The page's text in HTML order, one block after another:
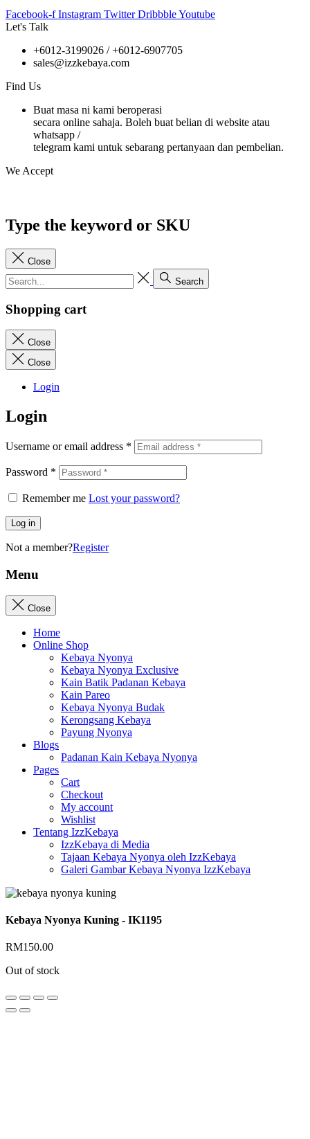
Facebook-f Instagram Twitter DribbbleYoutube
Let's Talk
+6012-3199026 / +6012-6907705
sales@izzkebaya.com
Find Us
Buat masa ni kami beroperasi
secara online sahaja. Boleh buat belian di website atau
whatsapp /
telegram kami untuk sebarang pertanyaan dan pembelian.
We Accept
Type the keyword or SKU
Close
Search
Shopping cart
Close
Close
Login
Login
Username or email address *
Password *
Remember me Lost your password?
Log in
Not a member?Register
Menu
Close
Home
Online Shop
Kebaya Nyonya
Kebaya Nyonya Exclusive
Kain Batik Padanan Kebaya
Kain Pareo
Kebaya Nyonya Budak
Kerongsang Kebaya
Payung Nyonya
Blogs
Padanan Kain Kebaya Nyonya
Pages
Cart
Checkout
My account
Wishlist
Tentang IzzKebaya
IzzKebaya di Media
Tajaan Kebaya Nyonya oleh IzzKebaya
Galeri Gambar Kebaya Nyonya IzzKebaya
Kebaya Nyonya Kuning - IK1195
RM150.00
Out of stock